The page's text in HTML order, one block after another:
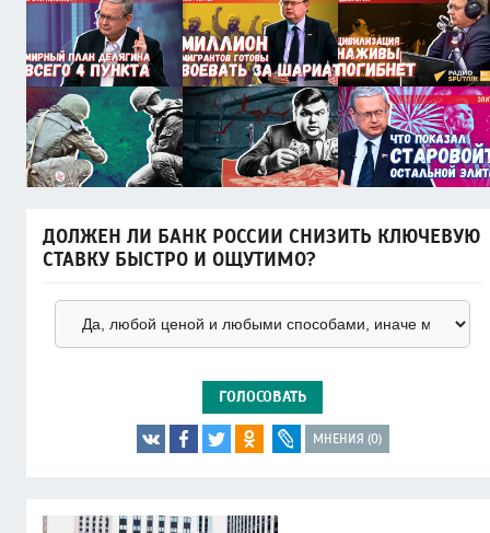
ДОЛЖЕН ЛИ БАНК РОССИИ СНИЗИТЬ КЛЮЧЕВУЮ
СТАВКУ БЫСТРО И ОЩУТИМО?
ГОЛОСОВАТЬ
МНЕНИЯ (0)